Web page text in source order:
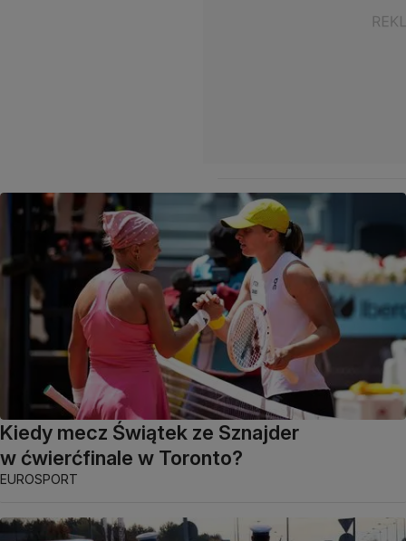
Kiedy mecz Świątek ze Sznajder
w ćwierćfinale w Toronto?
EUROSPORT